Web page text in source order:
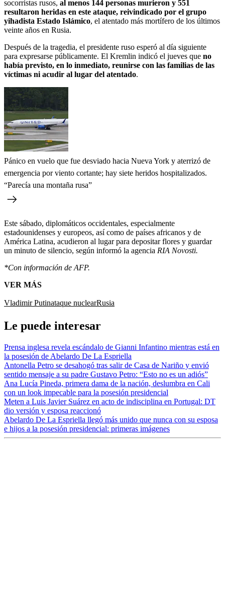
socorristas rusos, al menos 144 personas murieron y 551
resultaron heridas en este ataque, reivindicado por el grupo
yihadista Estado Islámico, el atentado más mortífero de los últimos
veinte años en Rusia.
Después de la tragedia, el presidente ruso esperó al día siguiente
para expresarse públicamente. El Kremlin indicó el jueves que no
había previsto, en lo inmediato, reunirse con las familias de las
víctimas ni acudir al lugar del atentado.
Pánico en vuelo que fue desviado hacia Nueva York y aterrizó de
emergencia por viento cortante; hay siete heridos hospitalizados.
“Parecía una montaña rusa”
Este sábado, diplomáticos occidentales, especialmente
estadounidenses y europeos, así como de países africanos y de
América Latina, acudieron al lugar para depositar flores y guardar
un minuto de silencio, según informó la agencia RIA Novosti.
*Con información de AFP.
VER MÁS
Vladimir Putinataque nuclearRusia
Le puede interesar
Prensa inglesa revela escándalo de Gianni Infantino mientras está en
la posesión de Abelardo De La Espriella
Antonella Petro se desahogó tras salir de Casa de Nariño y envió
sentido mensaje a su padre Gustavo Petro: “Esto no es un adiós”
Ana Lucía Pineda, primera dama de la nación, deslumbra en Cali
con un look impecable para la posesión presidencial
Meten a Luis Javier Suárez en acto de indisciplina en Portugal: DT
dio versión y esposa reaccionó
Abelardo De La Espriella llegó más unido que nunca con su esposa
e hijos a la posesión presidencial: primeras imágenes